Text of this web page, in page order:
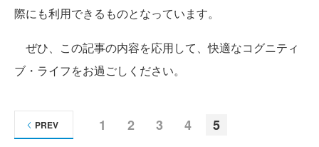
際にも利用できるものとなっています。
ぜひ、この記事の内容を応用して、快適なコグニティ
ブ・ライフをお過ごしください。
1 2 3 4 5
PREV